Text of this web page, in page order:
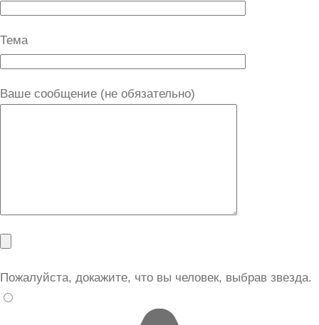
Тема
Ваше сообщение (не обязательно)
Пожалуйста, докажите, что вы человек, выбрав звезда.